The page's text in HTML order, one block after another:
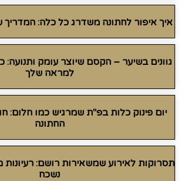
איך איפור לחתונה משדרג כל כלה: המדריך
גוונים בשיער – הקסם שיוצר עומק
למראה שלך
יום פינוק כלות בפ"ת שמרגיש כמו חלום:
החתונה
תסרוקות לאירוע שמשאירות רושם: רעיונות
נשכח